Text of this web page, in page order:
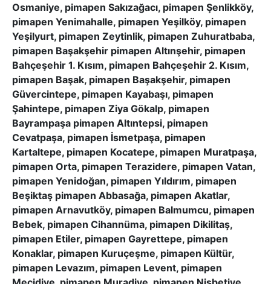
Osmaniye, pimapen Sakızağacı, pimapen Şenlikköy,
pimapen Yenimahalle, pimapen Yeşilköy, pimapen
Yeşilyurt, pimapen Zeytinlik, pimapen Zuhuratbaba,
pimapen Başakşehir pimapen Altınşehir, pimapen
Bahçeşehir 1. Kısım, pimapen Bahçeşehir 2. Kısım,
pimapen Başak, pimapen Başakşehir, pimapen
Güvercintepe, pimapen Kayabaşı, pimapen
Şahintepe, pimapen Ziya Gökalp, pimapen
Bayrampaşa pimapen Altıntepsi, pimapen
Cevatpaşa, pimapen İsmetpaşa, pimapen
Kartaltepe, pimapen Kocatepe, pimapen Muratpaşa,
pimapen Orta, pimapen Terazidere, pimapen Vatan,
pimapen Yenidoğan, pimapen Yıldırım, pimapen
Beşiktaş pimapen Abbasağa, pimapen Akatlar,
pimapen Arnavutköy, pimapen Balmumcu, pimapen
Bebek, pimapen Cihannüma, pimapen Dikilitaş,
pimapen Etiler, pimapen Gayrettepe, pimapen
Konaklar, pimapen Kuruçeşme, pimapen Kültür,
pimapen Levazım, pimapen Levent, pimapen